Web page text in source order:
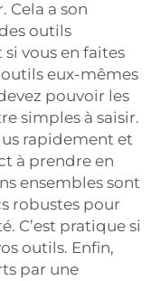
Cela a son
outils
vous en faites
eux-mêmes
pouvoir les
simples à saisir.
rapidement et
à prendre en
ensembles sont
robustes pour
C’est pratique si
outils. Enfin,
par une